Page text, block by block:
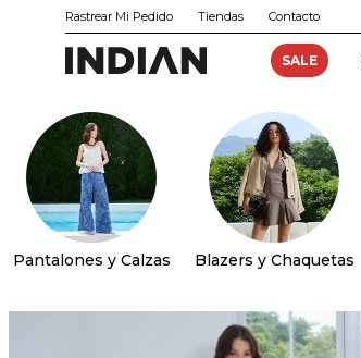
SALE
Rastrear Mi Pedido Tiendas Contacto
Pantalones y Calzas Blazers y Chaquetas